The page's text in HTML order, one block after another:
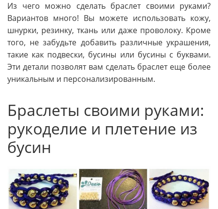
Из чего можно сделать браслет своими руками?
Вариантов много! Вы можете использовать кожу,
шнурки, резинку, ткань или даже проволоку. Кроме
того, не забудьте добавить различные украшения,
такие как подвески, бусины или бусины с буквами.
Эти детали позволят вам сделать браслет еще более
уникальным и персонализированным.
Браслеты своими руками:
рукоделие и плетение из
бусин